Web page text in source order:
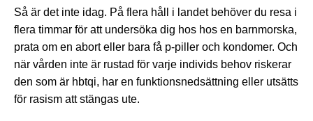
Så är det inte idag. På flera håll i landet behöver du resa i
flera timmar för att undersöka dig hos hos en barnmorska,
prata om en abort eller bara få p-piller och kondomer. Och
när vården inte är rustad för varje individs behov riskerar
den som är hbtqi, har en funktionsnedsättning eller utsätts
för rasism att stängas ute.